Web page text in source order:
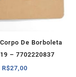
De Borboleta
– 7702220837
O
R$27,00